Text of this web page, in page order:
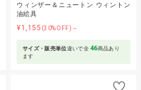
ウィンザー＆ニュートン ウィントン
油絵具
¥1,155 (30%OFF)～
サイズ・販売単位違いで全46商品あり
ます